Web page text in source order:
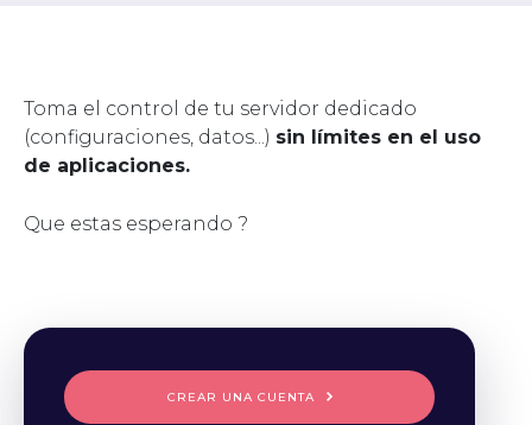
Toma el control de tu servidor dedicado
(configuraciones, datos...) sin límites en el uso
de aplicaciones.
Que estas esperando ?
CREAR UNA CUENTA